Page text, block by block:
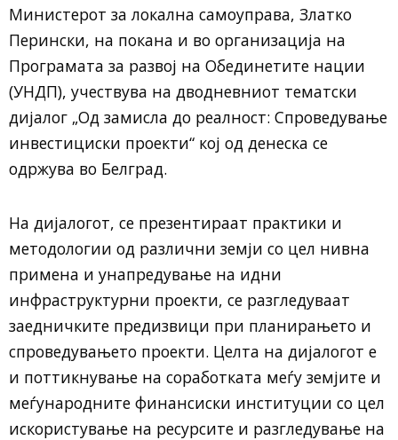
Министерот за локална самоуправа, Златко
Перински, на покана и во организација на
Програмата за развој на Обединетите нации
(УНДП), учествува на дводневниот тематски
дијалог „Од замисла до реалност: Спроведување
инвестициски проекти“ кој од денеска се
одржува во Белград.
На дијалогот, се презентираат практики и
методологии од различни земји со цел нивна
примена и унапредување на идни
инфраструктурни проекти, се разгледуваат
заедничките предизвици при планирањето и
спроведувањето проекти. Целта на дијалогот е
и поттикнување на соработката меѓу земјите и
меѓународните финансиски институции со цел
искористување на ресурсите и разгледување на